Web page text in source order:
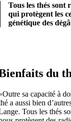
Tous les thés sont
qui protègent les
génétique des
du
sa capacité à
a aussi bien
Tous les thés